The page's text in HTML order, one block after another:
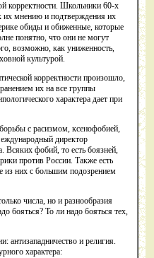
корректности. Школьники 60-х
их мнению и подтверждения их
обиды и обиженные, которые
понятно, что они не могут
возможно, как униженность,
культурой.
корректности произошло,
их на все группы
характера дает при
с расизмом, ксенофобией,
директор
Всяких фобий, то есть боязней,
против России. Также есть
из них с большим подозрением
числа, но и разнообразия
бояться? То ли надо бояться тех,
антизападничество и религия.
характера: